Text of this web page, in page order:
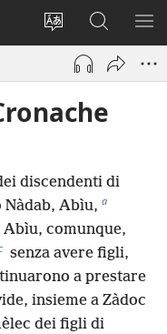
Modificare
lingua
sito
Accedi
(apre
finestra)
Cerca
JW.ORG
discendenti di
Abìu, a
Abìu, comunque,
senza avere figli,
a prestare
insieme a Zàdoc
dei figli di